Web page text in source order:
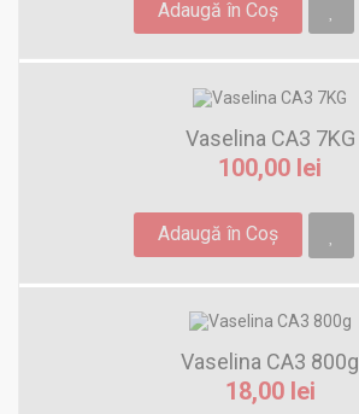
Adaugă în Coş
Vaselina CA3 7KG
100,00 lei
Adaugă în Coş
Vaselina CA3 800g
18,00 lei